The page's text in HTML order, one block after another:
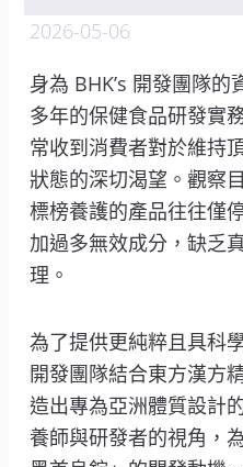
2026-05-06
身為 BHK’s 開發團隊
多年的保健食品研發實
常收到消費者對於維持
狀態的深切渴望。觀察
標榜養護的產品往往僅
加過多無效成分，缺乏
理。
為了提供更純粹且具科
開發團隊結合東方漢方
造出專為亞洲體質設計
養師與研發者的視角，